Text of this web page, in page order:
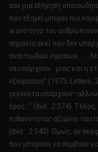
σαν μια εξήγηση
που εξηγεί μπορεί πιο
ικανότητα του
σημασία εκεί που δεν
αναιτιωδών σχέσεων……
να υπάρχουν.. .μιας και η
εξαιρέσεις” (1973, Letters ,
γεγονότα
όρος…” (ibid.: 2:374).
πιθανότητας αξιώνει
(ibid. : 2:540). Όμως, αν
που μπορούν να συμβούν